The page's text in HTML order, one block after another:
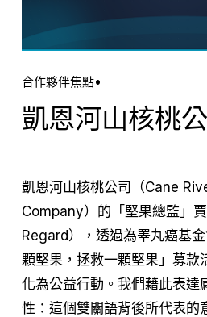
合作夥伴焦點
凱恩河山核桃
凱恩河山核桃公司（Cane
Company）的「堅果總監」
Regard），透過為睪丸癌基
顆堅果，拯救一顆堅果」募款
化為公益行動。我們藉此表達
性：這個雙關語背後所代表的